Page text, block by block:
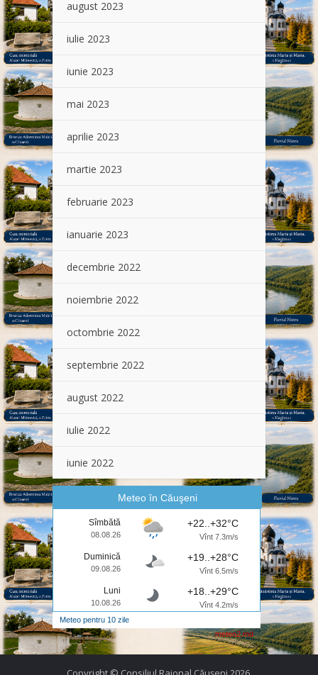
august 2023
iulie 2023
iunie 2023
mai 2023
aprilie 2023
martie 2023
februarie 2023
ianuarie 2023
decembrie 2022
noiembrie 2022
octombrie 2022
septembrie 2022
august 2022
iulie 2022
iunie 2022
Meteo în Căuşeni
Sîmbătă
08.08.26
+22..+32°C
Vînt 7.3m/s
Duminică
09.08.26
+19..+28°C
Vînt 6.5m/s
Luni
10.08.26
+18..+29°C
Vînt 4.2m/s
Meteo pentru 10 zile
meteo2.md